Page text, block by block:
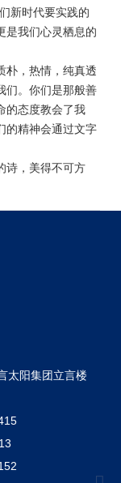
新时代要实践的
是我们心灵栖息的
朴，热情，纯真透
们。你们是那般善
的态度教会了我
的精神会通过文字
诗，美得不可方
太阳集团立言楼